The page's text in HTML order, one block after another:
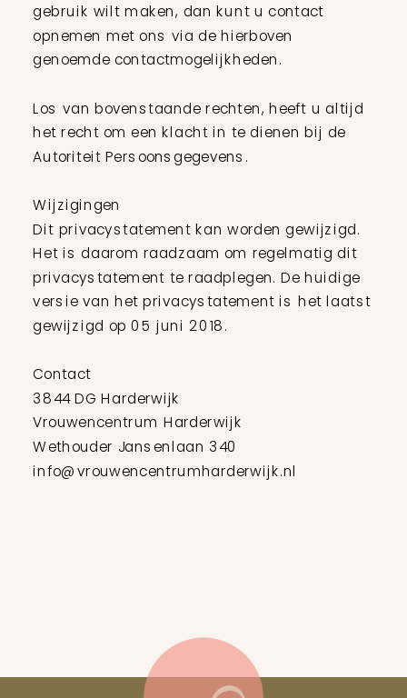
gebruik wilt maken, dan kunt u contact
opnemen met ons via de hierboven
genoemde contactmogelijkheden.
Los van bovenstaande rechten, heeft u altijd
het recht om een klacht in te dienen bij de
Autoriteit Persoonsgegevens.
Wijzigingen
Dit privacystatement kan worden gewijzigd.
Het is daarom raadzaam om regelmatig dit
privacystatement te raadplegen. De huidige
versie van het privacystatement is het laatst
gewijzigd op 05 juni 2018.
Contact
3844 DG Harderwijk
Vrouwencentrum Harderwijk
Wethouder Jansenlaan 340
info@vrouwencentrumharderwijk.nl